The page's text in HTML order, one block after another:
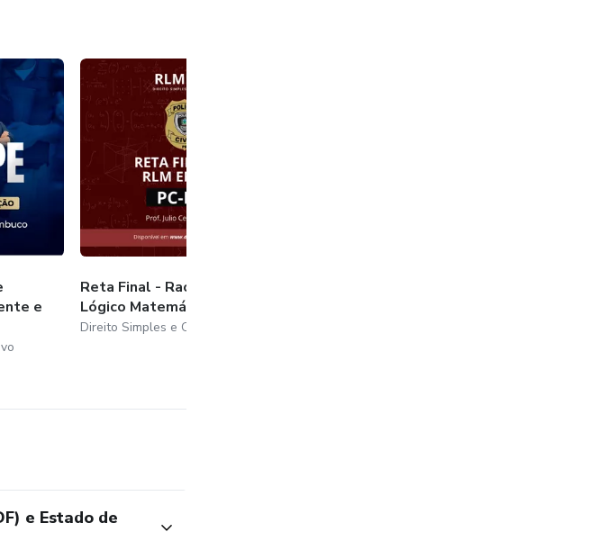
e
Reta Final - Raciocínio
Lógico Matemático - PCPB
Direito Simples e Objetivo
e Estado de